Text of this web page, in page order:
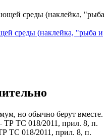
среды (наклейка, "рыба и
но обычно берут вместе.
ТС 018/2011, прил. 8, п.
ТС 018/2011, прил. 8, п.